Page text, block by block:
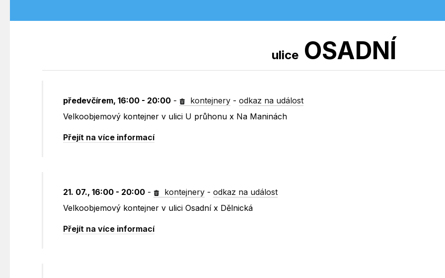
uliceOSADNÍ
předevčírem, 16:00 - 20:00 - kontejnery -odkaz na událost
Velkoobjemový kontejner v ulici U průhonu x Na Maninách
Přejít na více informací
21. 07., 16:00 - 20:00 - kontejnery -odkaz na událost
Velkoobjemový kontejner v ulici Osadní x Dělnická
Přejít na více informací